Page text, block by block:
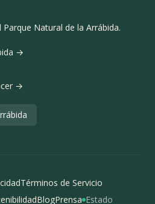
Natural de la Arrábida.
→
→
Términos de Servicio
BlogPrensa Estado